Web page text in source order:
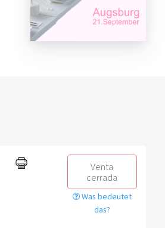
Venta
cerrada
Was bedeutet
das?